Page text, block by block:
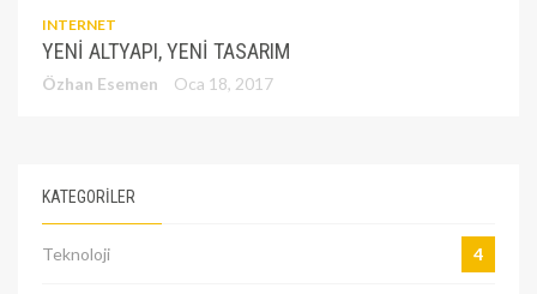
INTERNET
YENI ALTYAPI, YENI TASARIM
Özhan Esemen Oca 18, 2017
KATEGORILER
Teknoloji 4